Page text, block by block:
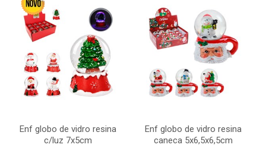
Enf globo de vidro resina
c/luz 7x5cm
Enf globo de vidro resina
caneca 5x6,5x6,5cm